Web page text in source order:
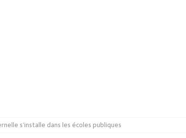
s’installe dans les écoles publiques